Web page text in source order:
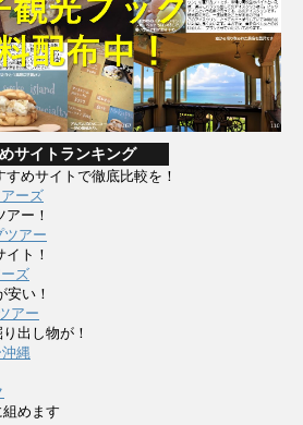
サイトランキング
めサイトで徹底比較を！
ーズ
ー！
ツアー
ト！
ズ
い！
アー
出し物が！
縄
めます